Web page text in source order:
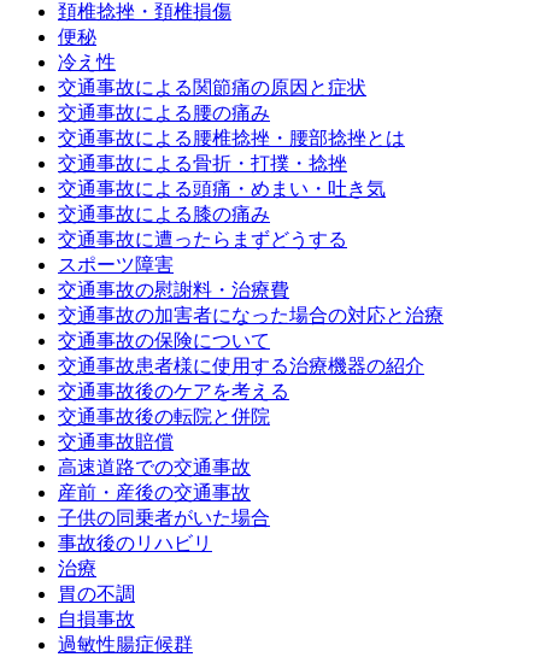
頚椎捻挫・頚椎損傷
便秘
冷え性
交通事故による関節痛の原因と症状
交通事故による腰の痛み
交通事故による腰椎捻挫・腰部捻挫とは
交通事故による骨折・打撲・捻挫
交通事故による頭痛・めまい・吐き気
交通事故による膝の痛み
交通事故に遭ったらまずどうする
スポーツ障害
交通事故の慰謝料・治療費
交通事故の加害者になった場合の対応と治療
交通事故の保険について
交通事故患者様に使用する治療機器の紹介
交通事故後のケアを考える
交通事故後の転院と併院
交通事故賠償
高速道路での交通事故
産前・産後の交通事故
子供の同乗者がいた場合
事故後のリハビリ
治療
胃の不調
自損事故
過敏性腸症候群